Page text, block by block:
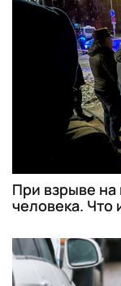
При взрыве
человека. Что